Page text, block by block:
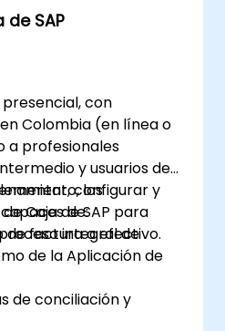
SAP
con
Colombia (en línea o
a profesionales
y usuarios de
configurar y
Caja de SAP para
de factura a efectivo.
los
de:
integral de
de la Aplicación de
de conciliación y